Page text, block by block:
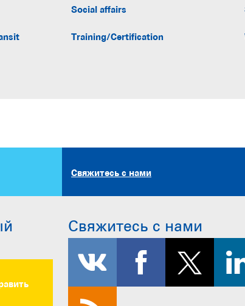
Social affairs
Training/Certification
Свяжитесь с нами
Свяжитесь с нами